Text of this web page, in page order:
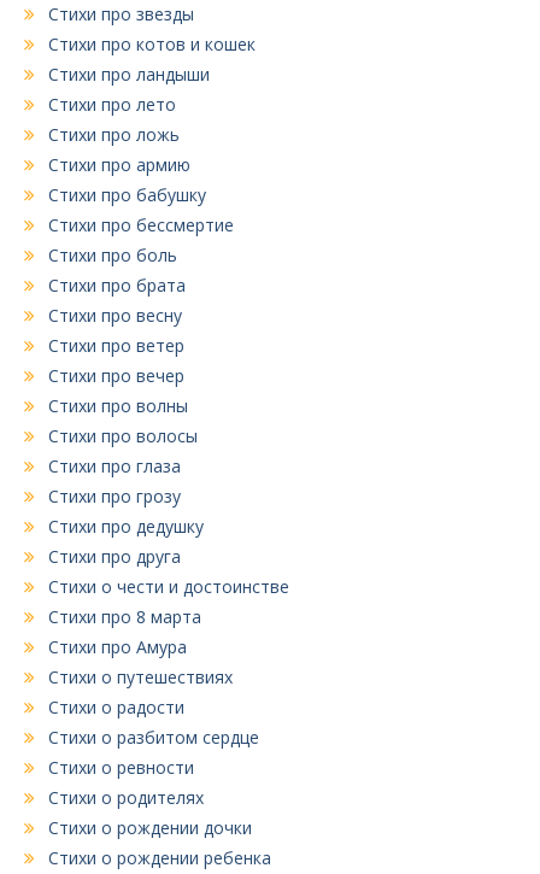
Стихи про звезды
Стихи про котов и кошек
Стихи про ландыши
Стихи про лето
Стихи про ложь
Стихи про армию
Стихи про бабушку
Стихи про бессмертие
Стихи про боль
Стихи про брата
Стихи про весну
Стихи про ветер
Стихи про вечер
Стихи про волны
Стихи про волосы
Стихи про глаза
Стихи про грозу
Стихи про дедушку
Стихи про друга
Стихи о чести и достоинстве
Стихи про 8 марта
Стихи про Амура
Стихи о путешествиях
Стихи о радости
Стихи о разбитом сердце
Стихи о ревности
Стихи о родителях
Стихи о рождении дочки
Стихи о рождении ребенка